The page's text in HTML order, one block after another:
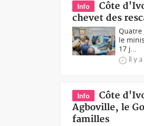
Info
Côte
chevet des
Quatre
le
17 j...
il y
Info
Côte
Agboville, le
familles